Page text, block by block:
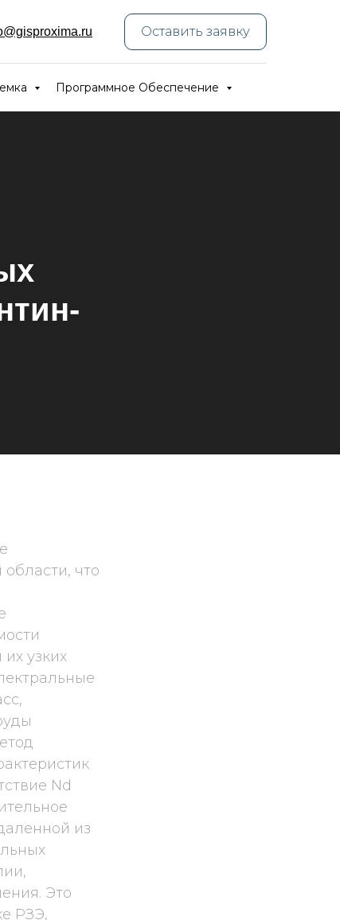
Оставить заявку
Программное Обеспечение
что
узких
Nd
из
Это
РЗЭ,